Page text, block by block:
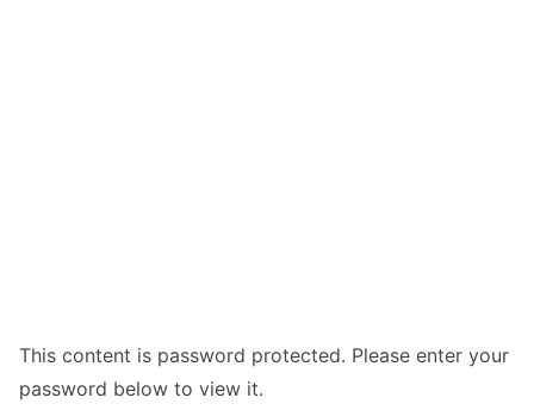
This content is password protected. Please enter your
password below to view it.